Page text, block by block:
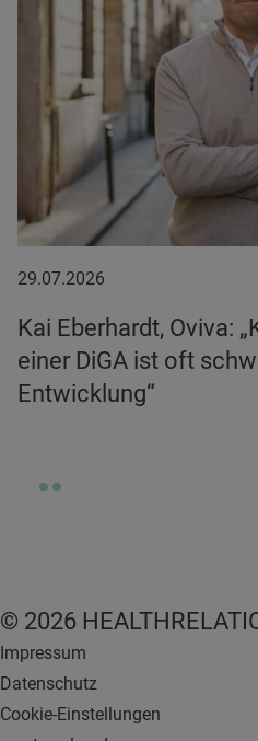
29.07.2026
29.07.2026
Kai Eberhardt, Oviva:
einer DiGA ist oft
Entwicklung“
© 2026
Impressum
Datenschutz
Cookie-Einstellungen